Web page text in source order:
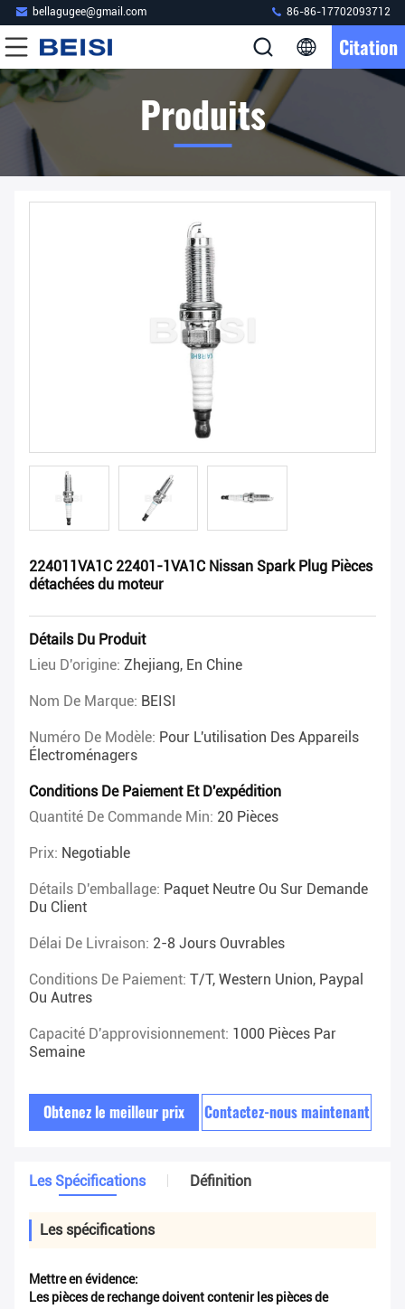
bellagugee@gmail.com 86-86-17702093712
Citation
Produits
224011VA1C 22401-1VA1C Nissan Spark Plug Pièces
détachées du moteur
Détails Du Produit
Lieu D'origine: Zhejiang, En Chine
Nom De Marque: BEISI
Numéro De Modèle: Pour L'utilisation Des Appareils
Électroménagers
Conditions De Paiement Et D'expédition
Quantité De Commande Min: 20 Pièces
Prix: Negotiable
Détails D'emballage: Paquet Neutre Ou Sur Demande
Du Client
Délai De Livraison: 2-8 Jours Ouvrables
Conditions De Paiement: T/T, Western Union, Paypal
Ou Autres
Capacité D'approvisionnement: 1000 Pièces Par
Semaine
Obtenez le meilleur prix Contactez-nous maintenant
Les Spécifications Définition
Les spécifications
Mettre en évidence:
Les pièces de rechange doivent contenir les pièces de